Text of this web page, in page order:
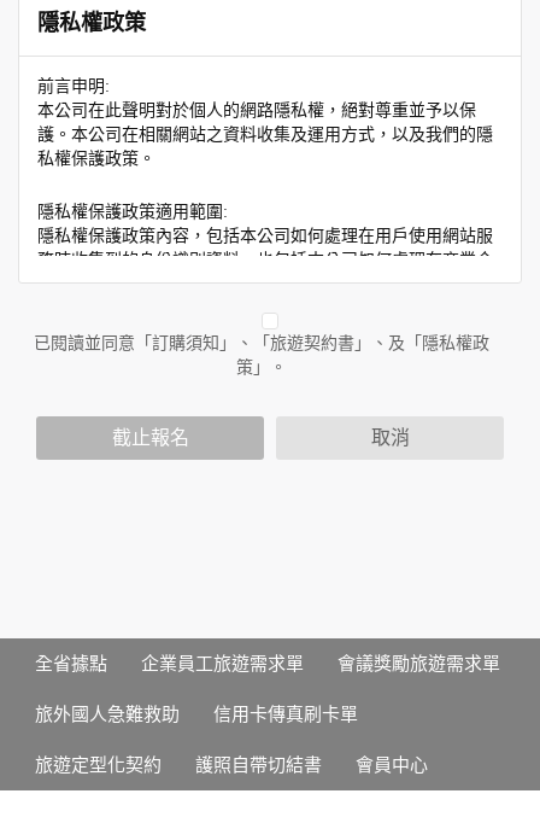
隱私權政策
前言申明:
本公司在此聲明對於個人的網路隱私權，絕對尊重並予以保
護。本公司在相關網站之資料收集及運用方式，以及我們的隱
私權保護政策。
隱私權保護政策適用範圍:
隱私權保護政策內容，包括本公司如何處理在用戶使用網站服
務時收集到的身份識別資料，也包括本公司如何處理在商業合
作與本公司合作時分享的任何身份識別資料。隱私權保護政策
人員。例如您透過本公司旗下網站上的廣告廠商連結，這些置
放連結的廠商也可能蒐集您個人的資料。對於您主動提供的個
人資訊，這些廣告廠商或連結網站有其個別的隱私權保護政
您個人在本網站上的聊天室或討論區中任意公開個人資料的行
於一般瀏覽時，伺服器會自行記錄相關行徑，包括您使用連線
設備的 IP 位址、使用時間、使用的瀏覽器、瀏覽及點選資料記
用，決不對外公布。
分析，分析結果之統計數據或說明文字呈現，除供內部研究
外，我們會視需要公佈統計數據及說明文字，但不涉及特定個
已閱讀並同意「訂購須知」、「旅遊契約書」、及「隱私權政
策」。
截止報名 取消
全省據點 企業員工旅遊需求單 會議獎勵旅遊需求單
旅外國人急難救助 信用卡傳真刷卡單
旅遊定型化契約 護照自帶切結書 會員中心